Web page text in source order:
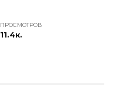
ПРОСМОТРОВ
11.4к.